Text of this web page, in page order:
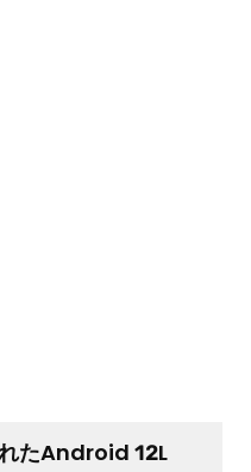
たAndroid 12L